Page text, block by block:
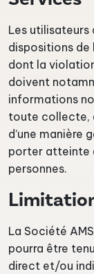
Les utilisateurs
dispositions
dont la
doivent
informations
toute collecte,
d’une manière
porter atteinte
personnes.
La Société
pourra être
direct et/ou